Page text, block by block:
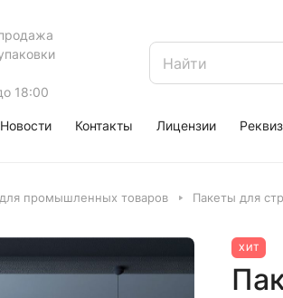
18:00
Новости Контакты Лицензии
промышленных товаров Пакеты для
ХИТ